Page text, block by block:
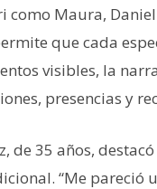
como Maura,
que cada
visibles, la
presencias y
de 35 años,
“Me pareció